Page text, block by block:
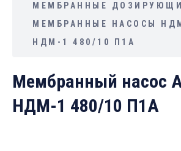
МЕМБРАННЫЕ
МЕМБРАННЫЕ НАСОСЫ
НДМ-1 480/10 П1А
Мембранный насос
НДМ-1 480/10 П1А